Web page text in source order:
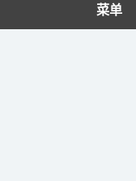
菜单